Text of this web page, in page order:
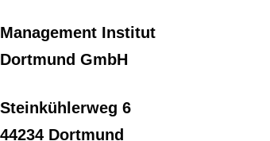
Management Institut
Dortmund GmbH
Steinkühlerweg 6
44234 Dortmund